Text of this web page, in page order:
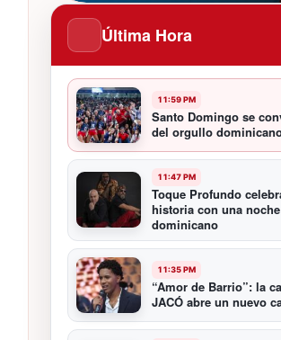
Última Hora
11:59 PM
Santo Domingo se
del orgullo
11:47 PM
Toque Profundo
historia con una
dominicano
11:35 PM
“Amor de Barrio”: la
JACÓ abre un nuevo